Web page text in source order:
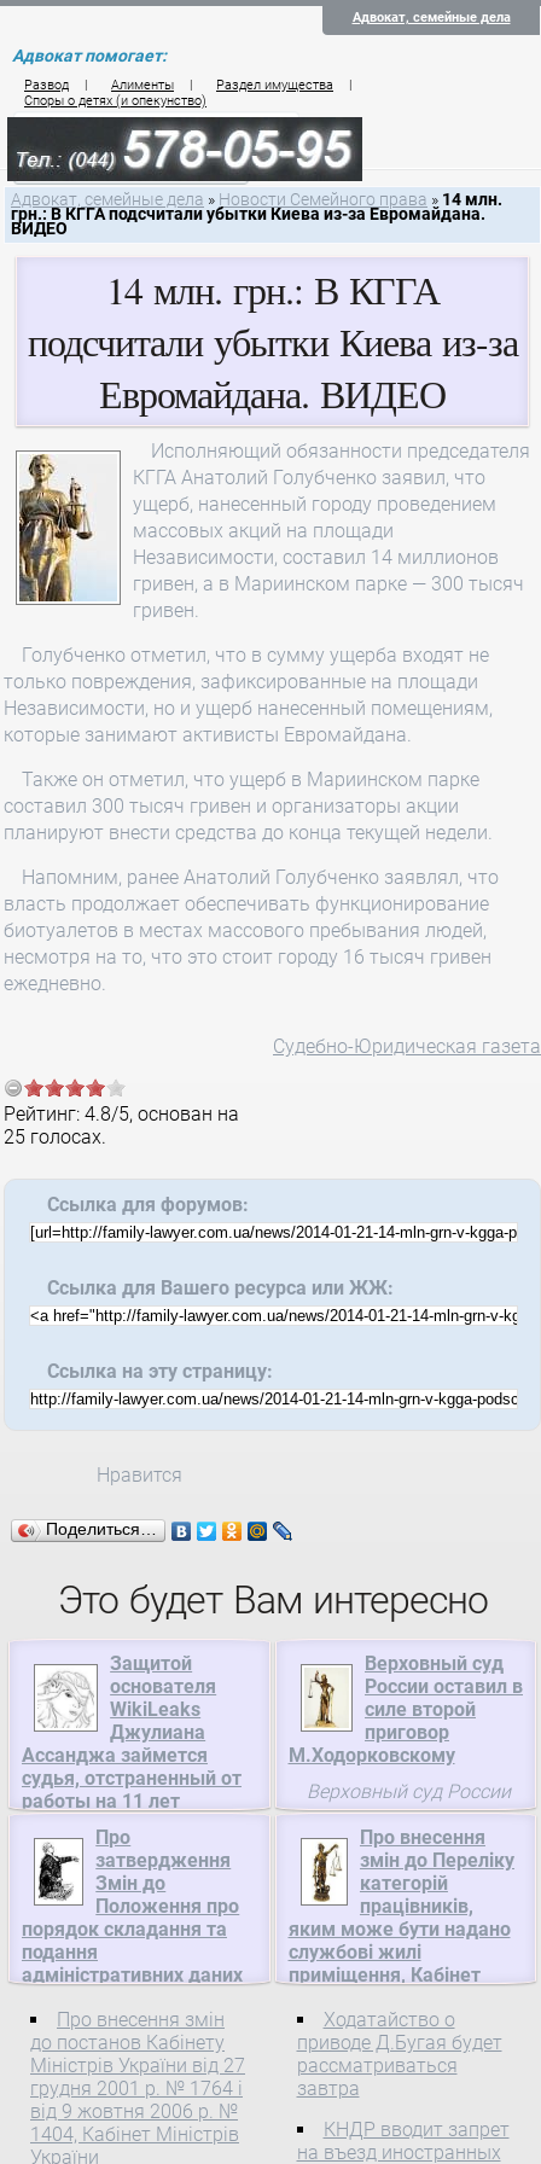
Адвокат, семейные дела
Адвокат помогает:
Развод | Алименты | Раздел имущества
|
Споры о детях (и опекунство)
Цены на услуги по семейному праву
Контакты семейного юриста
Адвокат, семейные дела » Новости Семейного права » 14 млн.
грн.: В КГГА подсчитали убытки Киева из-за Евромайдана.
ВИДЕО
14 млн. грн.: В КГГА
подсчитали убытки Киева из-за
Евромайдана. ВИДЕО
Исполняющий обязанности председателя
КГГА Анатолий Голубченко заявил, что
ущерб, нанесенный городу проведением
массовых акций на площади
Независимости, составил 14 миллионов
гривен, а в Мариинском парке — 300 тысяч
гривен.
Голубченко отметил, что в сумму ущерба входят не
только повреждения, зафиксированные на площади
Независимости, но и ущерб нанесенный помещениям,
которые занимают активисты Евромайдана.
Также он отметил, что ущерб в Мариинском парке
составил 300 тысяч гривен и организаторы акции
планируют внести средства до конца текущей недели.
Напомним, ранее Анатолий Голубченко заявлял, что
власть продолжает обеспечивать функционирование
биотуалетов в местах массового пребывания людей,
несмотря на то, что это стоит городу 16 тысяч гривен
ежедневно.
Судебно-Юридическая газета
Рейтинг: 4.8/5, основан на
25 голосах.
Ссылка для форумов:
Ссылка для Вашего ресурса или ЖЖ:
Ссылка на эту страницу:
Нравится
Поделиться…
Это будет Вам интересно
Защитой
основателя
WikiLeaks
Джулиана
Ассанджа займется
судья, отстраненный от
работы на 11 лет
Известный испанский
судья Бальтасар Гарсон
возглавит защиту
создателя сайта
WikiLeaks Джулиана
Ассанджа, сообщает The
Про
затвердження
Змін до
Положення про
порядок складання та
подання
адміністративних даних
торговців цінними
паперами до
Національної комісії з
цінних паперів та
фондового ринку,
Національна комісія з
цінних паперів та
Про внесення змін
до постанов Кабінету
Міністрів України від 27
грудня 2001 р. № 1764 і
від 9 жовтня 2006 р. №
1404, Кабінет Міністрів
України
Верховный суд
России оставил в
силе второй
приговор
М.Ходорковскому
Верховный суд России
отказался возбудить
надзорное производство
по жалобе адвокатов
бывшего главы ЮКОСа
Михаила Ходорковского
и бывшего руководителя
компании Менатеп
второй ...
Про внесення
змін до Переліку
категорій
працівників,
яким може бути надано
службові жилі
приміщення, Кабінет
Про внесення змін до
Переліку категорій
працівників, яким може
жилі приміщення Кабінет
Ходатайство о
приводе Д.Бугая будет
рассматриваться
завтра
КНДР вводит запрет
на въезд иностранных